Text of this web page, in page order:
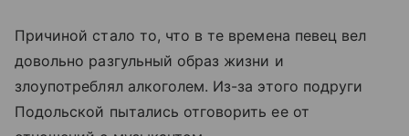
Причиной стало то, что в те времена певец вел
довольно разгульный образ жизни и
злоупотреблял алкоголем. Из-за этого подруги
Подольской пытались отговорить ее от